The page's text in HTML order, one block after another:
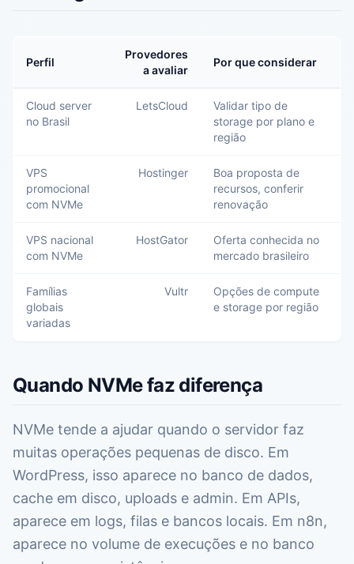
Perfil
Provedores
a avaliar
Por que considerar
Cloud server
no Brasil
LetsCloud
Validar tipo de
storage por plano e
região
VPS
promocional
com NVMe
Hostinger
Boa proposta de
recursos, conferir
renovação
VPS nacional
com NVMe
HostGator
Oferta conhecida no
mercado brasileiro
Famílias
globais
variadas
Vultr
Opções de compute
e storage por região
Quando NVMe faz diferença
NVMe tende a ajudar quando o servidor faz
muitas operações pequenas de disco. Em
WordPress, isso aparece no banco de dados,
cache em disco, uploads e admin. Em APIs,
aparece em logs, filas e bancos locais. Em n8n,
aparece no volume de execuções e no banco